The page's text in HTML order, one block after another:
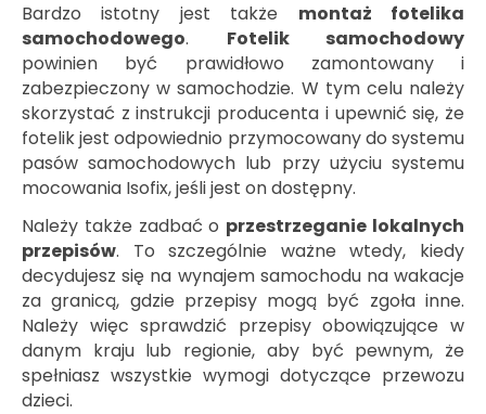
Bardzo istotny jest także montaż fotelika
samochodowego. Fotelik samochodowy
powinien być prawidłowo zamontowany i
zabezpieczony w samochodzie. W tym celu należy
skorzystać z instrukcji producenta i upewnić się, że
fotelik jest odpowiednio przymocowany do systemu
pasów samochodowych lub przy użyciu systemu
mocowania Isofix, jeśli jest on dostępny.
Należy także zadbać o przestrzeganie lokalnych
przepisów. To szczególnie ważne wtedy, kiedy
decydujesz się na wynajem samochodu na wakacje
za granicą, gdzie przepisy mogą być zgoła inne.
Należy więc sprawdzić przepisy obowiązujące w
danym kraju lub regionie, aby być pewnym, że
spełniasz wszystkie wymogi dotyczące przewozu
dzieci.